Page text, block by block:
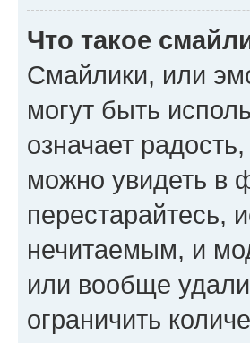
Что такое
Смайлики, или
могут быть
означает
можно увидеть в
перестарайтесь,
нечитаемым, и
или вообще
ограничить